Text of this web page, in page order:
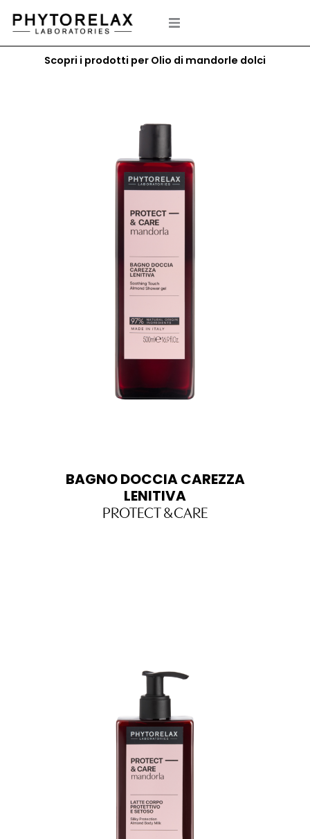
Scopri i prodotti per Olio di mandorle dolci
BAGNO DOCCIA CAREZZA
LENITIVA
PROTECT & CARE